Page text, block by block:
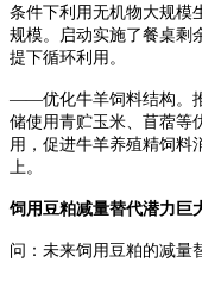
条件下利用无机物大规模
规模。启动实施了餐桌剩
提下循环利用。
——优化牛羊饲料结构。
储使用青贮玉米、苜蓿等
用，促进牛羊养殖精饲料
上。
饲用豆粕减量替代潜力巨
问：未来饲用豆粕的减量